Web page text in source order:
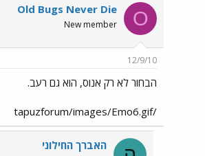
O
Old Bugs Never Die
New member
12/9/10
הבחור לא רק אנוס, הוא גם רעב.
/tapuzforum/images/Emo6.gif
האברך החילוני